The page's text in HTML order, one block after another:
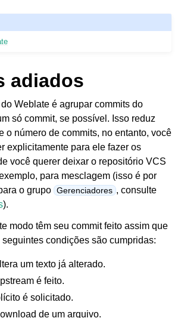
adiados
Weblate é agrupar commits do
só commit, se possível. Isso reduz
o número de commits, no entanto, você
explicitamente para ele fazer os
você querer deixar o repositório VCS
para mesclagem (isso é por
o grupo Gerenciadores , consulte
).
modo têm seu commit feito assim que
condições são cumpridas:
um texto já alterado.
é feito.
é solicitado.
de um arquivo.